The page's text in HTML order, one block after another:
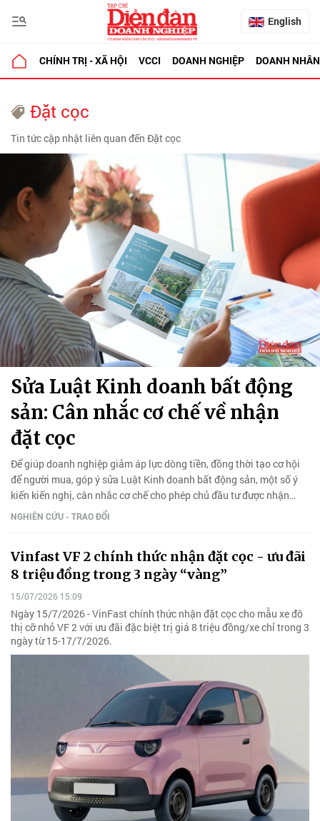
English
CHÍNH TRỊ - XÃ HỘI VCCI DOANH NGHIỆP DOANH NHÂN
Đặt cọc
Tin tức cập nhật liên quan đến Đặt cọc
Sửa Luật Kinh doanh bất động
sản: Cân nhắc cơ chế về nhận
đặt cọc
Để giúp doanh nghiệp giảm áp lực dòng tiền, đồng thời tạo cơ hội
để người mua, góp ý sửa Luật Kinh doanh bất động sản, một số ý
kiến kiến nghị, cân nhắc cơ chế cho phép chủ đầu tư được nhận
khoản đặt cọc tối đa 5% giá trị bất động sản.
NGHIÊN CỨU - TRAO ĐỔI
Vinfast VF 2 chính thức nhận đặt cọc - ưu đãi
8 triệu đồng trong 3 ngày “vàng”
15/07/2026 15:09
Ngày 15/7/2026 - VinFast chính thức nhận đặt cọc cho mẫu xe đô
thị cỡ nhỏ VF 2 với ưu đãi đặc biệt trị giá 8 triệu đồng/xe chỉ trong 3
ngày từ 15-17/7/2026.